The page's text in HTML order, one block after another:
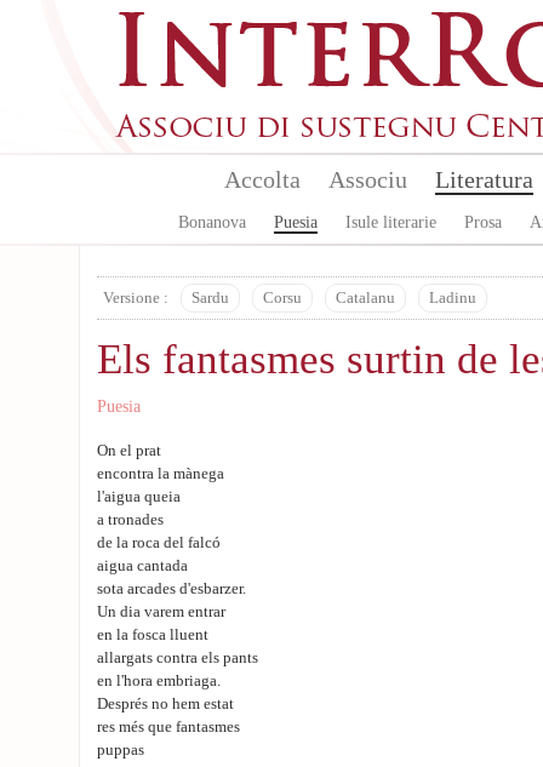
Accolta Associu Literatura
Bonanova Puesia Isule literarie Prosa
Versione : Sardu Corsu Catalanu Ladinu
Els fantasmes surtin de
Puesia
On el prat
encontra la mànega
l'aigua queia
a tronades
de la roca del falcó
aigua cantada
sota arcades d'esbarzer.
Un dia varem entrar
en la fosca lluent
allargats contra els pants
en l'hora embriaga.
Després no hem estat
res més que fantasmes
puppas